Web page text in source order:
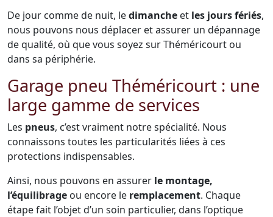
De jour comme de nuit, ledimanche et les jours fériés,
nous pouvons nous déplacer et assurer un dépannage
de qualité, où que vous soyez sur Théméricourt ou
dans sa périphérie.
Garage pneu Théméricourt : une
large gamme de services
Les pneus, c’est vraiment notre spécialité. Nous
connaissons toutes les particularités liées à ces
protections indispensables.
Ainsi, nous pouvons en assurer le montage,
l’équilibrage ou encore le remplacement. Chaque
étape fait l’objet d’un soin particulier, dans l’optique